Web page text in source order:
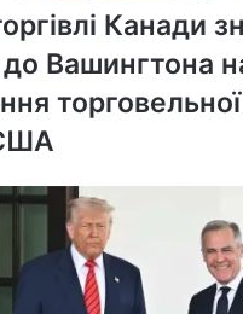
Канади
Вашингтона
торговельної